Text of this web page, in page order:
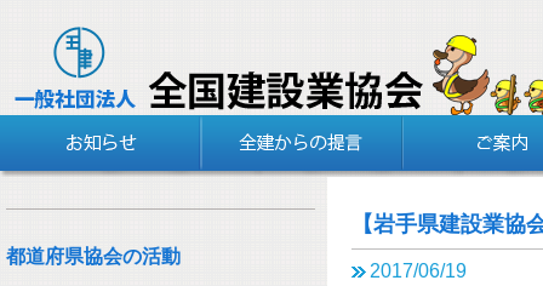
【岩手県建設業
2017/06/19
都道府県協会の活動